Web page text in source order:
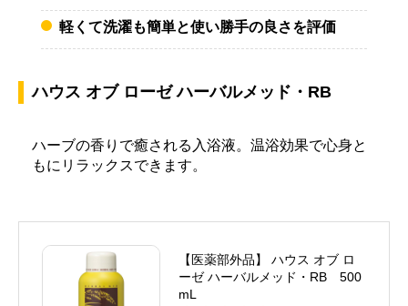
軽くて洗濯も簡単と使い勝手の良さを評価
ハウス オブ ローゼ ハーバルメッド・RB
ハーブの香りで癒される入浴液。温浴効果で心身と
もにリラックスできます。
【医薬部外品】 ハウス オブ ロ
ーゼ ハーバルメッド・RB 500
mL